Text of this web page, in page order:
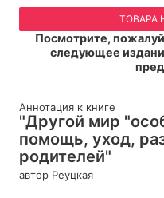
ТОВАРА
Посмотрите,
следующее
Аннотация к книге
"Другой мир
помощь, уход,
родителей"
автор Реуцкая